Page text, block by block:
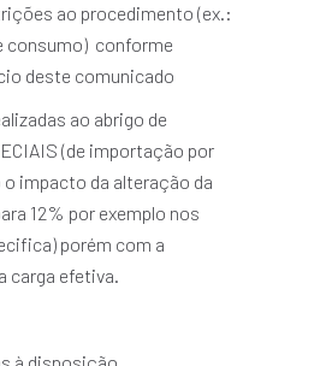
ao procedimento (ex.:
consumo) conforme
deste comunicado
ao abrigo de
(de importação por
o impacto da alteração da
12% por exemplo nos
porém com a
carga efetiva.